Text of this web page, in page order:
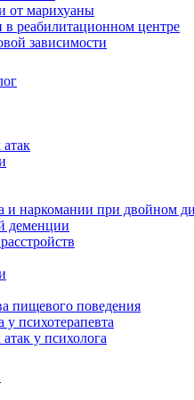
от марихуаны
реабилитационном центре
зависимости
и наркомании при двойном
деменции
пищевого поведения
у психотерапевта
у психолога